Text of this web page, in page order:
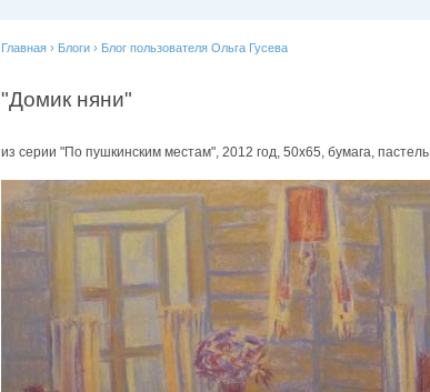
Главная › Блоги › Блог пользователя Ольга Гусева
"Домик няни"
из серии "По пушкинским местам", 2012 год, 50х65, бумага, пастель